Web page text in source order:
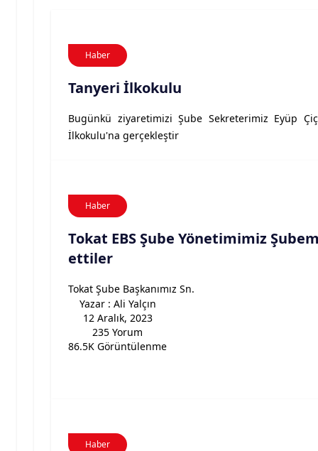
Haber
Tanyeri İlkokulu
Bugünkü ziyaretimizi Şube Sekreterimiz Eyüp
İlkokulu'na gerçekleştir
Haber
Tokat EBS Şube Yönetimimiz
ettiler
Tokat Şube Başkanımız Sn.
Yazar : Ali Yalçın
12 Aralık, 2023
235 Yorum
86.5K Görüntülenme
Haber